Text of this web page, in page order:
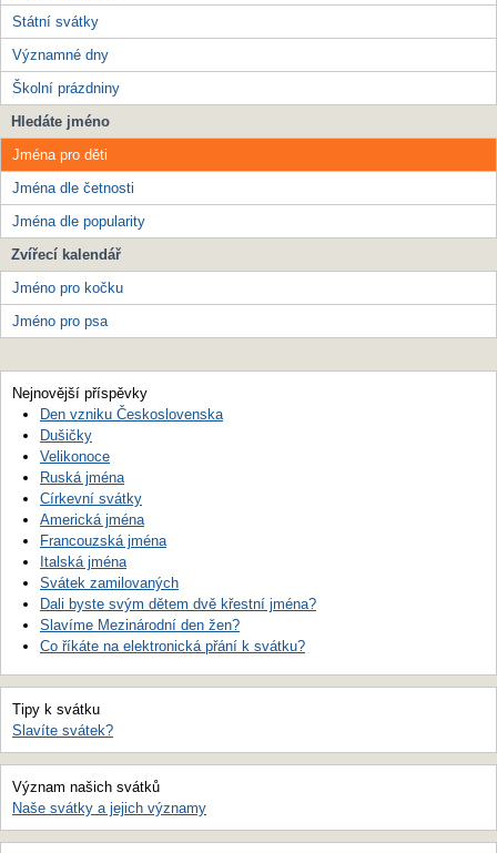
Státní svátky
Významné dny
Školní prázdniny
Hledáte jméno
Jména pro děti
Jména dle četnosti
Jména dle popularity
Zvířecí kalendář
Jméno pro kočku
Jméno pro psa
Nejnovější příspěvky
Den vzniku Československa
Dušičky
Velikonoce
Ruská jména
Církevní svátky
Americká jména
Francouzská jména
Italská jména
Svátek zamilovaných
Dali byste svým dětem dvě křestní jména?
Slavíme Mezinárodní den žen?
Co říkáte na elektronická přání k svátku?
Tipy k svátku
Slavíte svátek?
Význam našich svátků
Naše svátky a jejich významy